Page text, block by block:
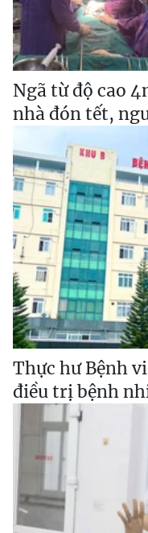
Ngã từ độ cao
nhà đón tết,
Thực hư Bệnh
điều trị bệnh